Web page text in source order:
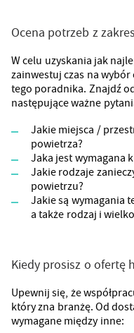
Ocena potrzeb z
W celu uzyskania jak
zainwestuj czas na
tego poradnika. Znajdź
następujące ważne
Jakie miejsca /
powietrza?
Jaka jest wymagana
Jakie rodzaje
powietrzu?
Jakie są wymagania
a także rodzaj i
Kiedy prosisz o ofertę
Upewnij się, że
który zna branżę. Od
wymagane między inne: